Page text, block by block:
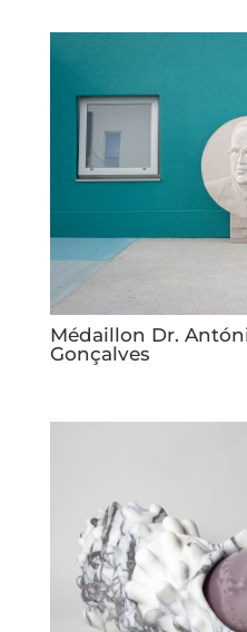
Médaillon Dr.
Gonçalves